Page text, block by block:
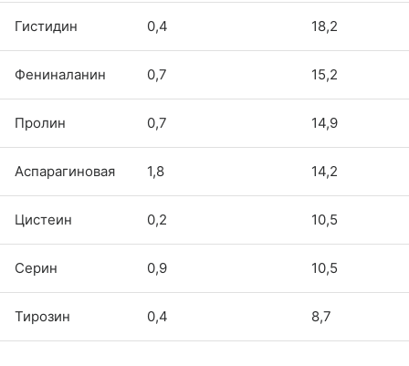
Гистидин 0,4 18,2
Фениналанин 0,7 15,2
Пролин 0,7 14,9
Аспарагиновая 1,8 14,2
Цистеин 0,2 10,5
Серин 0,9 10,5
Тирозин 0,4 8,7